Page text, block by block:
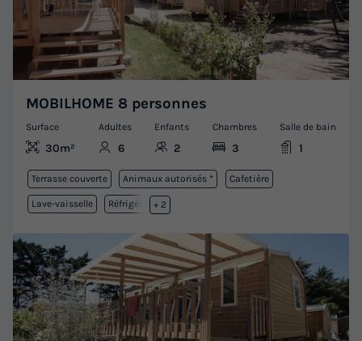
MOBILHOME 8 personnes
Surface
30m²
Adultes
6
Enfants
2
Chambres
3
Salle de bain
1
Terrasse couverte Animaux autorisés * Cafetière
Lave-vaisselle Réfrigérateur
+ 2